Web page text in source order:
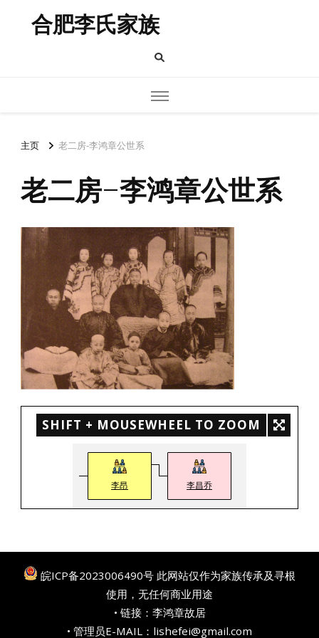
合肥李氏家族
主页 老二房-李鸿章公世系
老二房-李鸿章公世系
SHIFT + MOUSEWHEEL TO ZOOM
李昂 李昌乔
皖ICP备2023006490号 此网站仅作为家族传承及寻根
使用，无任何商业用途
• 链接： 李鸿章故居
• 管理员E-MAIL：lishefei@gmail.com